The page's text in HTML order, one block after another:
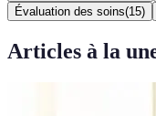
Évaluation des soins(15)
Articles à la